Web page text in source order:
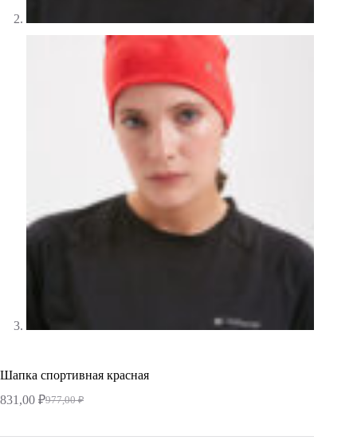
Шапка спортивная красная
977,00₽
Первоначальная
составляла
831,00 ₽Текущая
831,00 ₽.